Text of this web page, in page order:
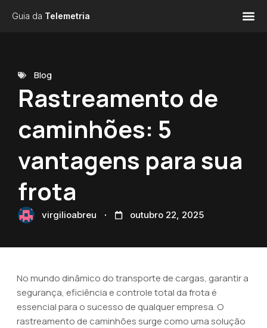
Guia da Telemetria
Blog
Rastreamento de
caminhões: 5
vantagens para sua
frota
virgilioabreu outubro 22, 2025
No mundo dinâmico do transporte de cargas, garantir a
segurança, eficiência e controle total da frota é
essencial para o sucesso de qualquer empresa. O
rastreamento de caminhões surge como uma solução